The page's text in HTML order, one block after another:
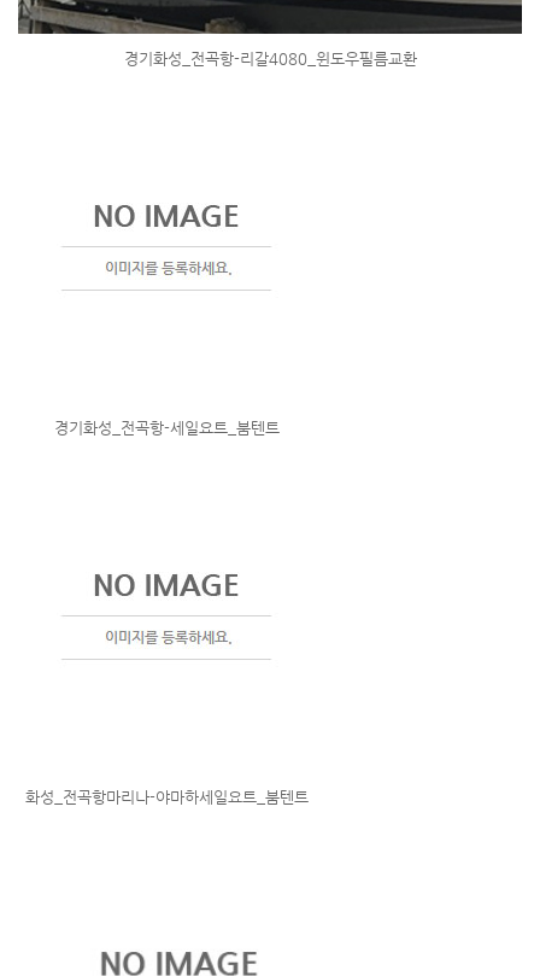
경기화성_전곡항-리갈4080_윈도우필름교환
경기화성_전곡항-세일요트_붐텐트
화성_전곡항마리나-야마하세일요트_붐텐트